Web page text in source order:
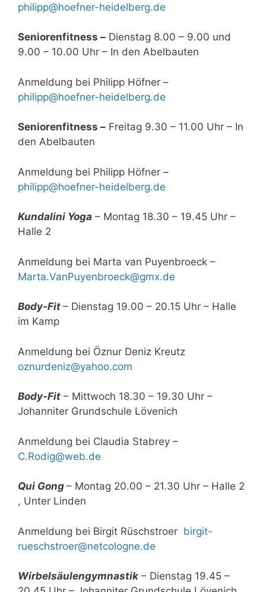
philipp@hoefner-heidelberg.de
Seniorenfitness – Dienstag 8.00 – 9.00 und
9.00 – 10.00 Uhr – In den Abelbauten
Anmeldung bei Philipp Höfner –
philipp@hoefner-heidelberg.de
Seniorenfitness – Freitag 9.30 – 11.00 Uhr – In
den Abelbauten
Anmeldung bei Philipp Höfner –
philipp@hoefner-heidelberg.de
Kundalini Yoga – Montag 18.30 – 19.45 Uhr –
Halle 2
Anmeldung bei Marta van Puyenbroeck –
Marta.VanPuyenbroeck@gmx.de
Body-Fit – Dienstag 19.00 – 20.15 Uhr – Halle
im Kamp
Anmeldung bei Öznur Deniz Kreutz
oznurdeniz@yahoo.com
Body-Fit – Mittwoch 18.30 – 19.30 Uhr –
Johanniter Grundschule Lövenich
Anmeldung bei Claudia Stabrey –
C.Rodig@web.de
Qui Gong – Montag 20.00 – 21.30 Uhr – Halle 2
, Unter Linden
Anmeldung bei Birgit Rüschstroer birgit-
rueschstroer@netcologne.de
Wirbelsäulengymnastik – Dienstag 19.45 –